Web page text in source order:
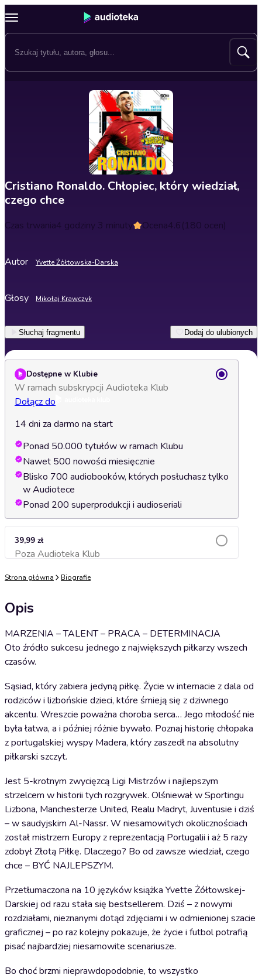
Cristiano Ronaldo. Chłopiec, który wiedział,
czego chce
Czas trwania4 godziny 3 minuty Ocena4.6(180 ocen)
Autor Yvette Żółtowska-Darska
Głosy Mikołaj Krawczyk
Słuchaj fragmentu Dodaj do ulubionych
Dostępne w Klubie
W ramach subskrypcji Audioteka Klub
Dołącz do
14 dni za darmo na start
Ponad 50.000 tytułów w ramach Klubu
Nawet 500 nowości miesięcznie
Blisko 700 audiobooków, których posłuchasz tylko
w Audiotece
Ponad 200 superprodukcji i audioseriali
39,99 zł
Poza Audioteka KlubDodaj do koszyka
Strona główna Biografie
Opis
MARZENIA – TALENT – PRACA – DETERMINACJA
Oto źródło sukcesu jednego z największych piłkarzy wszech
czasów.
Sąsiad, który zabiera jedyną piłkę. Życie w internacie z dala od
rodziców i lizbońskie dzieci, które śmieją się z dziwnego
akcentu. Wreszcie poważna choroba serca… Jego młodość nie
była łatwa, a i później różnie bywało. Poznaj historię chłopaka
z portugalskiej wyspy Madera, który zaszedł na absolutny
piłkarski szczyt.
Jest 5-krotnym zwycięzcą Ligi Mistrzów i najlepszym
strzelcem w historii tych rozgrywek. Olśniewał w Sportingu
Lizbona, Manchesterze United, Realu Madryt, Juventusie i dziś
– w saudyjskim Al-Nassr. W niesamowitych okolicznościach
został mistrzem Europy z reprezentacją Portugalii i aż 5 razy
zdobył Złotą Piłkę. Dlaczego? Bo od zawsze wiedział, czego
chce – BYĆ NAJLEPSZYM.
Przetłumaczona na 10 języków książka Yvette Żółtowskej-
Darskiej od razu stała się bestsellerem. Dziś – z nowymi
rozdziałami, nieznanymi dotąd zdjęciami i w odmienionej szacie
graficznej – po raz kolejny pokazuje, że życie i futbol potrafią
pisać najbardziej niesamowite scenariusze.
Bo choć brzmi nieprawdopodobnie, to wszystko